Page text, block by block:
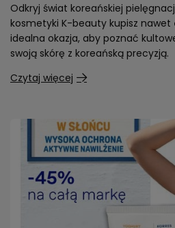
Odkryj świat koreańskiej
kosmetyki K-beauty kupisz nawet
idealna okazja, aby poznać
swoją skórę z koreańską precyzją.
Czytaj więcej